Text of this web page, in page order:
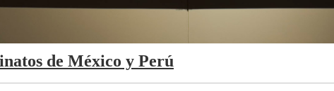
de México y Perú